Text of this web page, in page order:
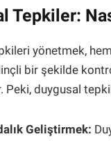
Tepkiler:
yönetmek,
bir şekilde
Peki, duygusal
Geliştirmek: